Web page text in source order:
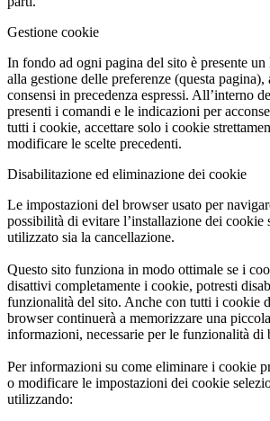
Gestione cookie
In fondo ad ogni pagina del sito è presente un
alla gestione delle preferenze (questa
consensi in precedenza espressi. All’interno
presenti i comandi e le indicazioni per
tutti i cookie, accettare solo i cookie
modificare le scelte precedenti.
Disabilitazione ed eliminazione dei cookie
Le impostazioni del browser usato per
possibilità di evitare l’installazione dei cookie
utilizzato sia la cancellazione.
Questo sito funziona in modo ottimale se i
disattivi completamente i cookie, potresti
funzionalità del sito. Anche con tutti i cookie
browser continuerà a memorizzare una
informazioni, necessarie per le funzionalità di
Per informazioni su come eliminare i cookie
o modificare le impostazioni dei cookie
utilizzando: